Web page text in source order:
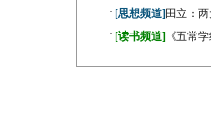
· [思想频道] 田立：
· [读书频道] 《五常